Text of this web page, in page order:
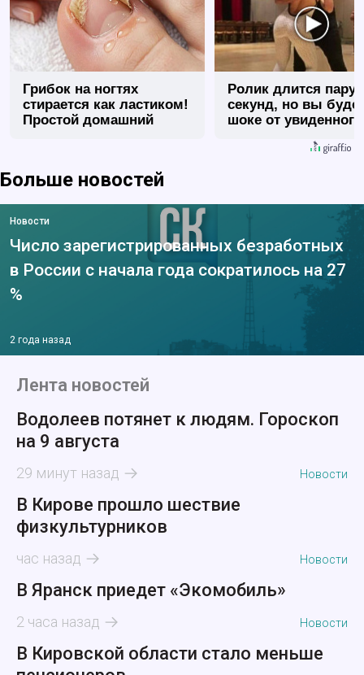
Грибок на ногтях
стирается как ластиком!
Простой домашний
Ролик длится пару
секунд, но вы
шоке от увиденного
Больше новостей
Новости
Число зарегистрированных безработных
в России с начала года сократилось на 27
%
2 года назад
Лента новостей
Водолеев потянет к людям. Гороскоп
на 9 августа
29 минут назад Новости
В Кирове прошло шествие
физкультурников
час назад Новости
В Яранск приедет «Экомобиль»
2 часа назад Новости
В Кировской области стало меньше